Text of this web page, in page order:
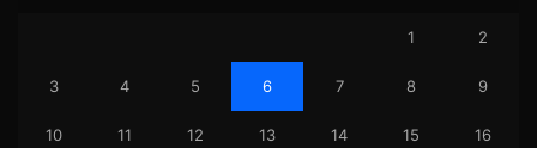
1 2
3 4 5 6 7 8 9
10 11 12 13 14 15 16